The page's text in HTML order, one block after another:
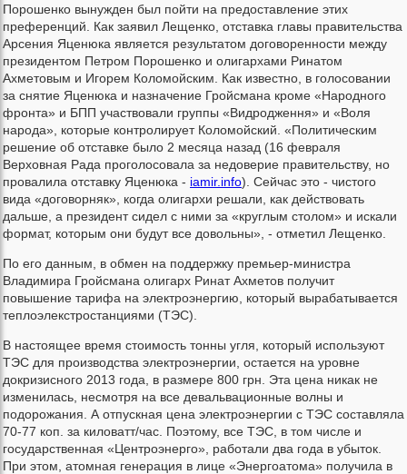
Порошенко вынужден был пойти на предоставление этих
преференций. Как заявил Лещенко, отставка главы правительства
Арсения Яценюка является результатом договоренности между
президентом Петром Порошенко и олигархами Ринатом
Ахметовым и Игорем Коломойским. Как известно, в голосовании
за снятие Яценюка и назначение Гройсмана кроме «Народного
фронта» и БПП участвовали группы «Видродження» и «Воля
народа», которые контролирует Коломойский. «Политическим
решение об отставке было 2 месяца назад (16 февраля
Верховная Рада проголосовала за недоверие правительству, но
провалила отставку Яценюка - iamir.info). Сейчас это - чистого
вида «договорняк», когда олигархи решали, как действовать
дальше, а президент сидел с ними за «круглым столом» и искали
формат, которым они будут все довольны», - отметил Лещенко.
По его данным, в обмен на поддержку премьер-министра
Владимира Гройсмана олигарх Ринат Ахметов получит
повышение тарифа на электроэнергию, который вырабатывается
теплоэлекстростанциями (ТЭС).
В настоящее время стоимость тонны угля, который используют
ТЭС для производства электроэнергии, остается на уровне
докризисного 2013 года, в размере 800 грн. Эта цена никак не
изменилась, несмотря на все девальвационные волны и
подорожания. А отпускная цена электроэнергии с ТЭС составляла
70-77 коп. за киловатт/час. Поэтому, все ТЭС, в том числе и
государственная «Центроэнерго», работали два года в убыток.
При этом, атомная генерация в лице «Энергоатома» получила в